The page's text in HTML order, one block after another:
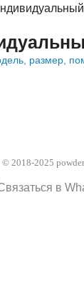
размер,
© 2018-2025